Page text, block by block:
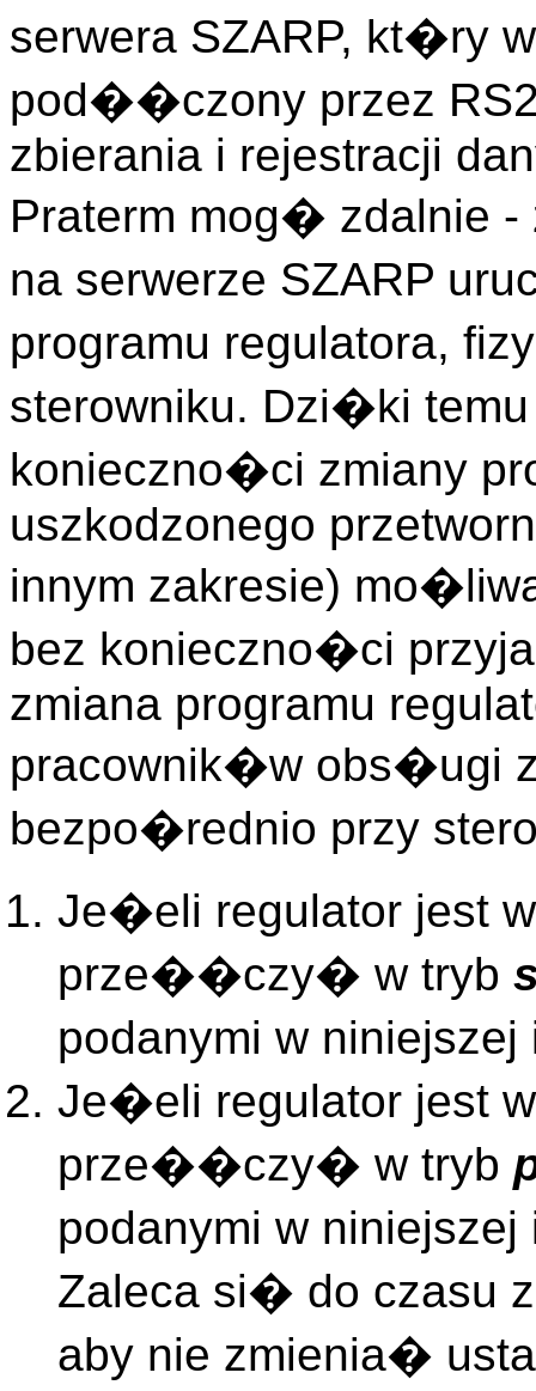
serwera SZARP, kt�ry
pod��czony przez
zbierania i rejestracji
Praterm mog� zdalnie -
na serwerze SZARP
programu regulatora,
sterowniku. Dzi�ki
konieczno�ci zmiany
uszkodzonego
innym zakresie)
bez konieczno�ci
zmiana programu
pracownik�w obs�ugi
bezpo�rednio przy
Je�eli regulator jest
prze��czy� w tryb
podanymi w
Je�eli regulator jest
prze��czy� w tryb
podanymi w
Zaleca si� do czasu
aby nie zmienia�